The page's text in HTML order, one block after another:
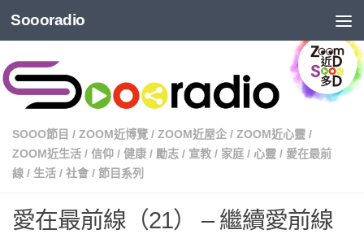
Soooradio
SOOO節目 / ZOOM近博覽 / ZOOM近屋企 / ZOOM近心靈 /
ZOOM近生活 / 信仰 / 健康 / 勵志 / 宣教 / 家庭 / 心靈 / 愛在最前
線 / 生活 / 社會 / 節目系列
愛在最前線（21） – 繼續愛前線